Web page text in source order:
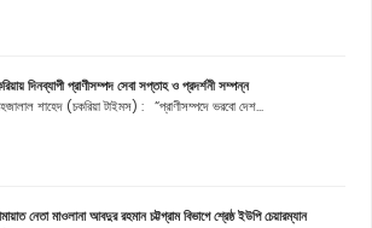
দিনব্যাপী প্রাণীসম্পদ সেবা সপ্তাহ ও প্রদর্শনী সম্পন্ন
শাহেদ (চকরিয়া টাইমস) : “প্রাণীসম্পদে ভরবো দেশ...
নেতা মাওলানা আবদুর রহমান চট্টগ্রাম বিভাগে শ্রেষ্ঠ ইউপি চেয়ারম্যান